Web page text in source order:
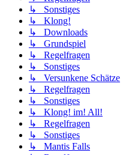
↳ Sonstiges
↳ Klong!
↳ Downloads
↳ Grundspiel
↳ Regelfragen
↳ Sonstiges
↳ Versunkene Schätze
↳ Regelfragen
↳ Sonstiges
↳ Klong! im! All!
↳ Regelfragen
↳ Sonstiges
↳ Mantis Falls